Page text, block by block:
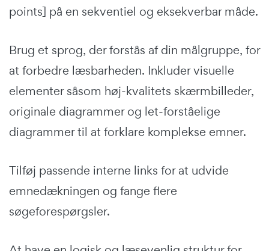
points] på en sekventiel og eksekverbar måde.
Brug et sprog, der forstås af din målgruppe, for
at forbedre læsbarheden. Inkluder visuelle
elementer såsom høj-kvalitets skærmbilleder,
originale diagrammer og let-forståelige
diagrammer til at forklare komplekse emner.
Tilføj passende interne links for at udvide
emnedækningen og fange flere
søgeforespørgsler.